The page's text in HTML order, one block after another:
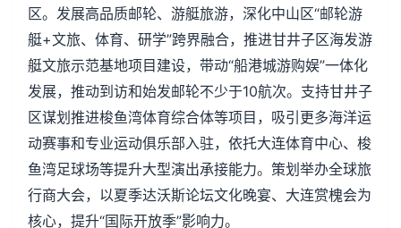
区。发展高品质邮轮、游艇旅游，深化中山区“邮轮游
艇+文旅、体育、研学”跨界融合，推进甘井子区海发游
艇文旅示范基地项目建设，带动“船港城游购娱”一体化
发展，推动到访和始发邮轮不少于10航次。支持甘井子
区谋划推进梭鱼湾体育综合体等项目，吸引更多海洋运
动赛事和专业运动俱乐部入驻，依托大连体育中心、梭
鱼湾足球场等提升大型演出承接能力。策划举办全球旅
行商大会，以夏季达沃斯论坛文化晚宴、大连赏槐会为
核心，提升“国际开放季”影响力。